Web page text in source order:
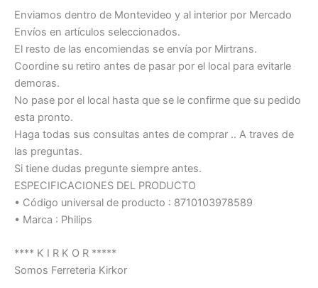
Enviamos dentro de Montevideo y al interior por Mercado
Envíos en artículos seleccionados.
El resto de las encomiendas se envía por Mirtrans.
Coordine su retiro antes de pasar por el local para evitarle
demoras.
No pase por el local hasta que se le confirme que su pedido
esta pronto.
Haga todas sus consultas antes de comprar .. A traves de
las preguntas.
Si tiene dudas pregunte siempre antes.
ESPECIFICACIONES DEL PRODUCTO
• Código universal de producto : 8710103978589
• Marca : Philips
**** K I R K O R *****
Somos Ferreteria Kirkor